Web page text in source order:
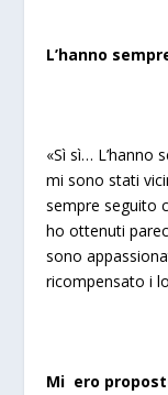
L’hanno
«Sì sì… L’hanno
mi sono stati
sempre seguito
ho ottenuti
sono
ricompensato i
Mi ero